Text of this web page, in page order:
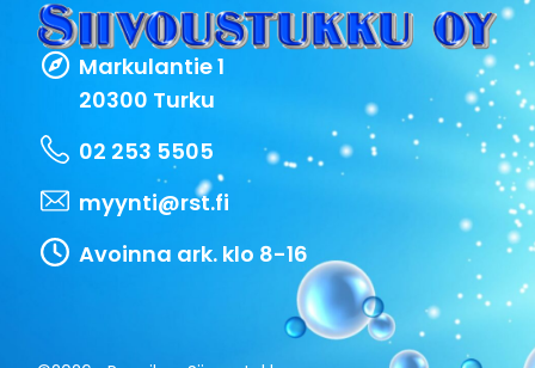
Markulantie 1
20300 Turku
02 253 5505
myynti@rst.fi
Avoinna ark. klo 8-16